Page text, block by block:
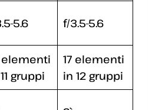
5.6 f/3.5-5.6
elementi
gruppi
17 elementi
in 12 gruppi